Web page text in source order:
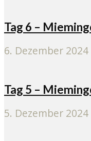
Tag 6 –
6. Dezember 2024
Tag 5 –
5. Dezember 2024